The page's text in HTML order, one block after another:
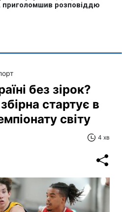
без зірок?
стартує в
світу
4 хв